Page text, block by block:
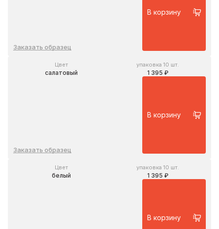
Заказать образец
В корзину
Цвет
салатовый
упаковка 10 шт.
1 395 ₽
Заказать образец
В корзину
Цвет
белый
упаковка 10 шт.
1 395 ₽
В корзину